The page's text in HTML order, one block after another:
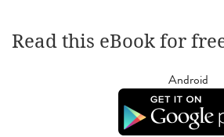
Read this eBook for
Android